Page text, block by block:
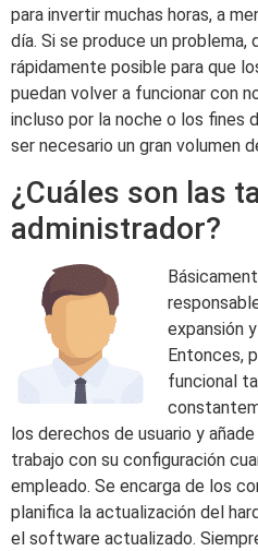
para invertir muchas horas, a
día. Si se produce un
rápidamente posible para que
puedan volver a funcionar con
incluso por la noche o los fines
ser necesario un gran volumen
¿Cuáles son las
administrador?
expansión
Entonces,
funcional
los derechos de usuario y
trabajo con su configuración
empleado. Se encarga de los
planifica la actualización del
el software actualizado.